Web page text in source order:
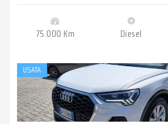
75.000 Km Diesel
USATA